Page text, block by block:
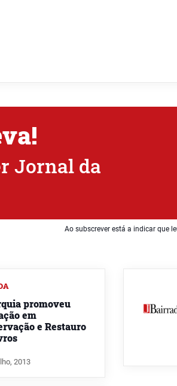
Jornal da
Ao subscrever está a indicar que
promoveu
em
e Restauro
2013